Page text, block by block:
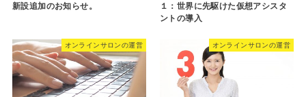
新設追加のお知らせ。
１：世界に先駆けた仮想アシスタ
ントの導入
オンラインサロンの運営 オンラインサロンの運営